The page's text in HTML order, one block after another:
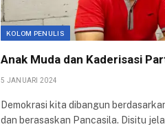
KOLOM PENULIS
Anak Muda dan Kaderisasi
5 JANUARI 2024
Demokrasi kita dibangun
dan berasaskan Pancasila. Disitu